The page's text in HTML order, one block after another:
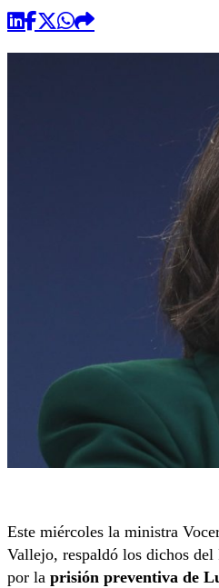
Este miércoles la ministra
Vallejo, respaldó los dichos
por la prisión preventiva de